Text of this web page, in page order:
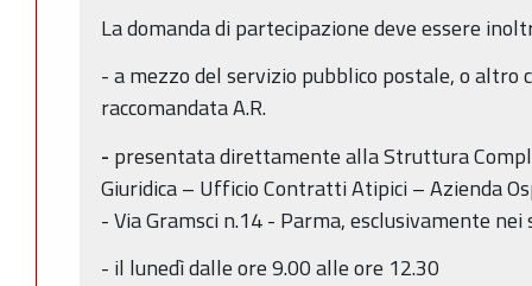
La domanda di partecipazione deve essere
-­ a mezzo del servizio pubblico postale, o altro
raccomandata A.R.
-­ presentata direttamente alla Struttura
Giuridica – Ufficio Contratti Atipici – Azienda
- Via Gramsci n.14 - Parma, esclusivamente
- il lunedì dalle ore 9.00 alle ore 12.30